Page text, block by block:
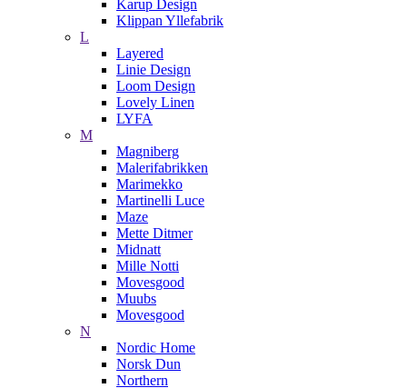
Karup Design
Klippan Yllefabrik
L
Layered
Linie Design
Loom Design
Lovely Linen
LYFA
M
Magniberg
Malerifabrikken
Marimekko
Martinelli Luce
Maze
Mette Ditmer
Midnatt
Mille Notti
Movesgood
Muubs
Movesgood
N
Nordic Home
Norsk Dun
Northern